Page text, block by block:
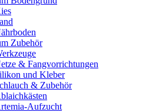
Zubehör
& Fangvorrichtungen
und Kleber
& Zubehör
Aufzucht